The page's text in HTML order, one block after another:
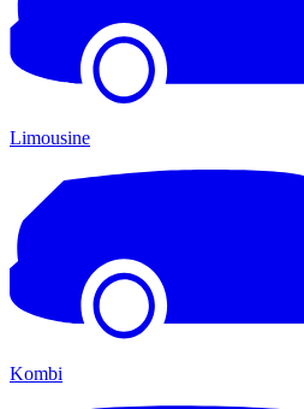
Limousine
Kombi